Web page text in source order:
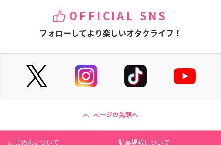
OFFICIAL SNS
フォローしてより楽しいオタクライフ！
ページの先頭へ
にじめんについて 記事掲載について